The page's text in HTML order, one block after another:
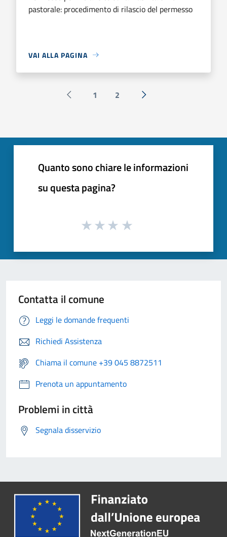
pastorale: procedimento di rilascio del permesso
VAI ALLA PAGINA
Pagina precedente
1 2 Successiva »
Quanto sono chiare le informazioni
su questa pagina?
Contatta il comune
Leggi le domande frequenti
Richiedi Assistenza
Chiama il comune +39 045 8872511
Prenota un appuntamento
Problemi in città
Segnala disservizio